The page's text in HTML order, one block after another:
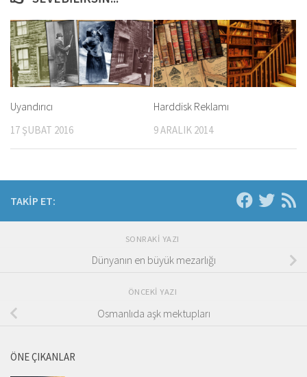
Uyandırıcı
17 ŞUBAT 2016
Harddisk Reklamı
9 ARALIK 2014
TAKIP ET:
SONRAKI YAZI
Dünyanın en büyük mezarlığı
ÖNCEKI YAZI
Osmanlıda aşk mektupları
ÖNE ÇIKANLAR